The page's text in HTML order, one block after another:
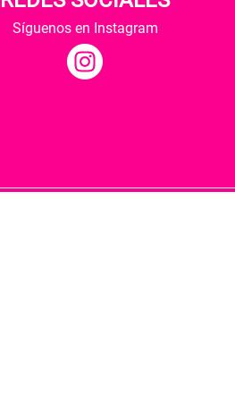
Síguenos en Instagram